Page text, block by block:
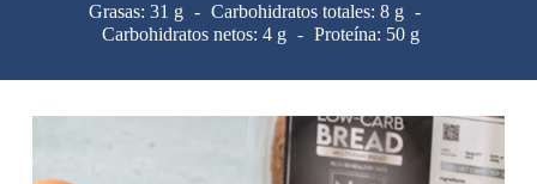
Grasas: 31 g
Carbohidratos totales: 8 g
Carbohidratos netos: 4 g
Proteína: 50 g